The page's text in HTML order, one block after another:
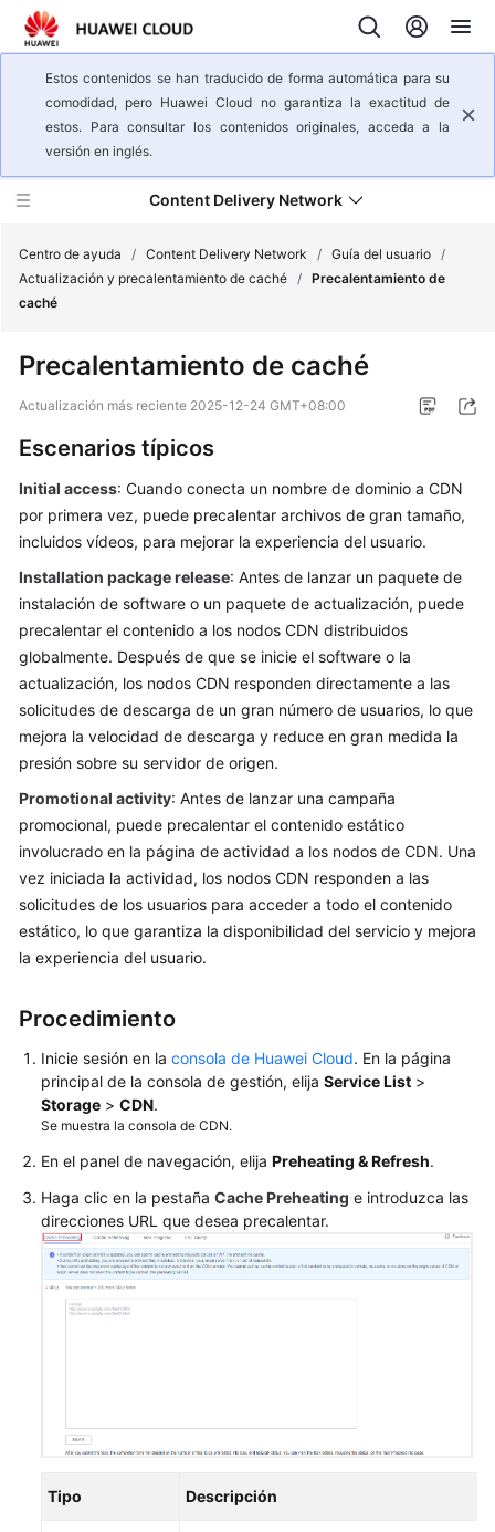
Estos contenidos se han traducido de forma automática para su
comodidad, pero Huawei Cloud no garantiza la exactitud de
estos. Para consultar los contenidos originales, acceda a la
versión en inglés.
Content Delivery Network
del
servicio
Pasos
Guía
del
usuario
Gestión
de
dominio
Configuración
del
nombre
dominio
y
precalentamiento
caché
Descripción
general
de
caché
Actualización
de
caché
Tareas
Centro de ayuda / Content Delivery Network / Guía del usuario /
Actualización y precalentamiento de caché / Precalentamiento de
caché
Precalentamiento de caché
Actualización más reciente 2025-12-24 GMT+08:00
Escenarios típicos
Initial access: Cuando conecta un nombre de dominio a CDN
por primera vez, puede precalentar archivos de gran tamaño,
incluidos vídeos, para mejorar la experiencia del usuario.
Installation package release: Antes de lanzar un paquete de
instalación de software o un paquete de actualización, puede
precalentar el contenido a los nodos CDN distribuidos
globalmente. Después de que se inicie el software o la
actualización, los nodos CDN responden directamente a las
solicitudes de descarga de un gran número de usuarios, lo que
mejora la velocidad de descarga y reduce en gran medida la
presión sobre su servidor de origen.
Promotional activity: Antes de lanzar una campaña
promocional, puede precalentar el contenido estático
involucrado en la página de actividad a los nodos de CDN. Una
vez iniciada la actividad, los nodos CDN responden a las
solicitudes de los usuarios para acceder a todo el contenido
estático, lo que garantiza la disponibilidad del servicio y mejora
la experiencia del usuario.
Procedimiento
Inicie sesión en la consola de Huawei Cloud. En la página
principal de la consola de gestión, elija Service List >
Storage > CDN.
Se muestra la consola de CDN.
En el panel de navegación, elija Preheating & Refresh.
Haga clic en la pestaña Cache Preheating e introduzca las
direcciones URL que desea precalentar.
Tipo Descripción